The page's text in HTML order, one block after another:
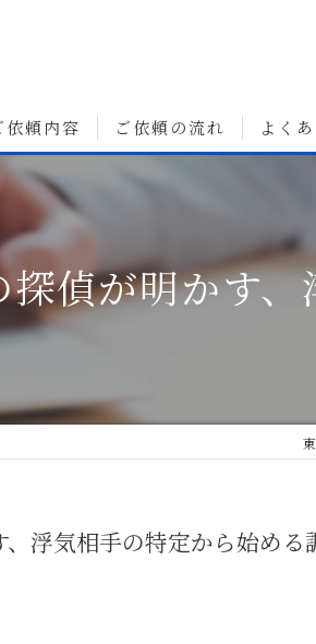
依頼内容
気調査について
前調査について
行・行動調査について
ご依頼の流れ よく
偵が明かす
浮気相手の特定から始める